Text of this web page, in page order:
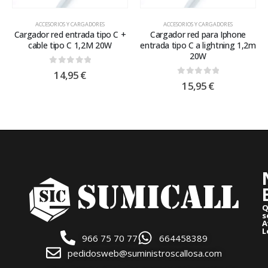
ACCESORIOS Y CARGADORES
Cargador red entrada tipo C +
cable tipo C 1,2M 20W
out of 5
14,95€
ACCESORIOS Y CARGADORES
Cargador red para Iphone
entrada tipo C a lightning 1,2m
20W
out of 5
15,95€
966 75 70 77
664458389
pedidosweb@suministroscallosa.com